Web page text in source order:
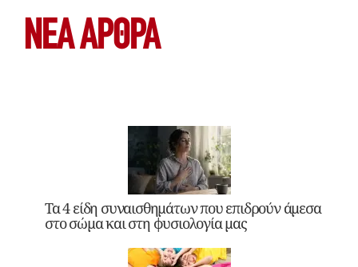
ΝΕΑ ΆΡΘΡΑ
Τα 4 είδη συναισθημάτων που επιδρούν άμεσα
στο σώμα και στη φυσιολογία μας